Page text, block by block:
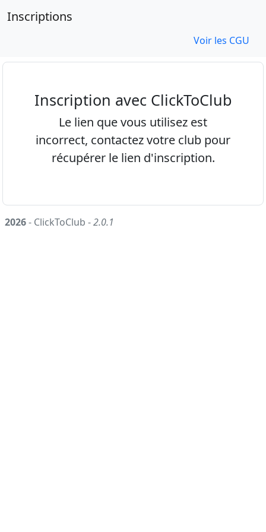
Inscriptions
Voir les CGU
Inscription avec ClickToClub
Le lien que vous utilisez est
incorrect, contactez votre club pour
récupérer le lien d'inscription.
2026- ClickToClub -2.0.1